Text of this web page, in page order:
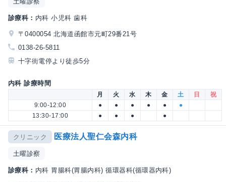
診療科： 内科 小児科 歯科
〒0400054 北海道函館市元町29番21号
0138-26-5811
十字街電停より徒歩5分
内科 診療時間
月 火 水 木 金 土 日
祝
9:00-12:00
● ● ● ● ●
●
13:30-17:00
● ● ● ●
クリニック 医療法人聖仁会森内科
土曜診察
診療科： 内科 胃腸科(胃腸内科) 循環器科(循環器内科)